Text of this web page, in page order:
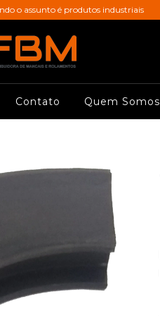
o assunto é produtos industriais
Contato Quem Somos